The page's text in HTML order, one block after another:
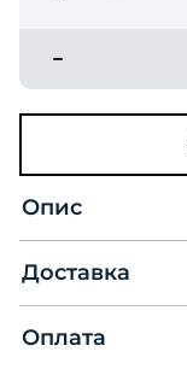
Опис
Доставка
Оплата